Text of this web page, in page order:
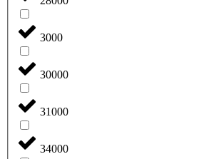
3000
30000
31000
34000